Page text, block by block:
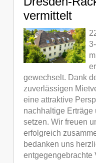
vermittelt
gewechselt. Dank
zuverlässigen
eine attraktive
nachhaltige
setzen. Wir freuen
erfolgreich
bedanken uns
entgegengebrachte